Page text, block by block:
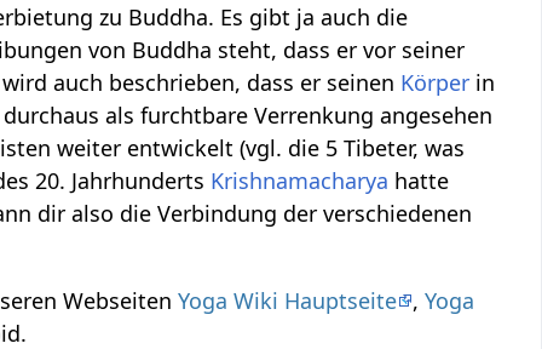
zu Buddha. Es gibt ja auch die
von Buddha steht, dass er vor seiner
auch beschrieben, dass er seinen Körper in
als furchtbare Verrenkung angesehen
weiter entwickelt (vgl. die 5 Tibeter, was
20. Jahrhunderts Krishnamacharya hatte
dir also die Verbindung der verschiedenen
WebseitenYoga Wiki Hauptseite ,Yoga